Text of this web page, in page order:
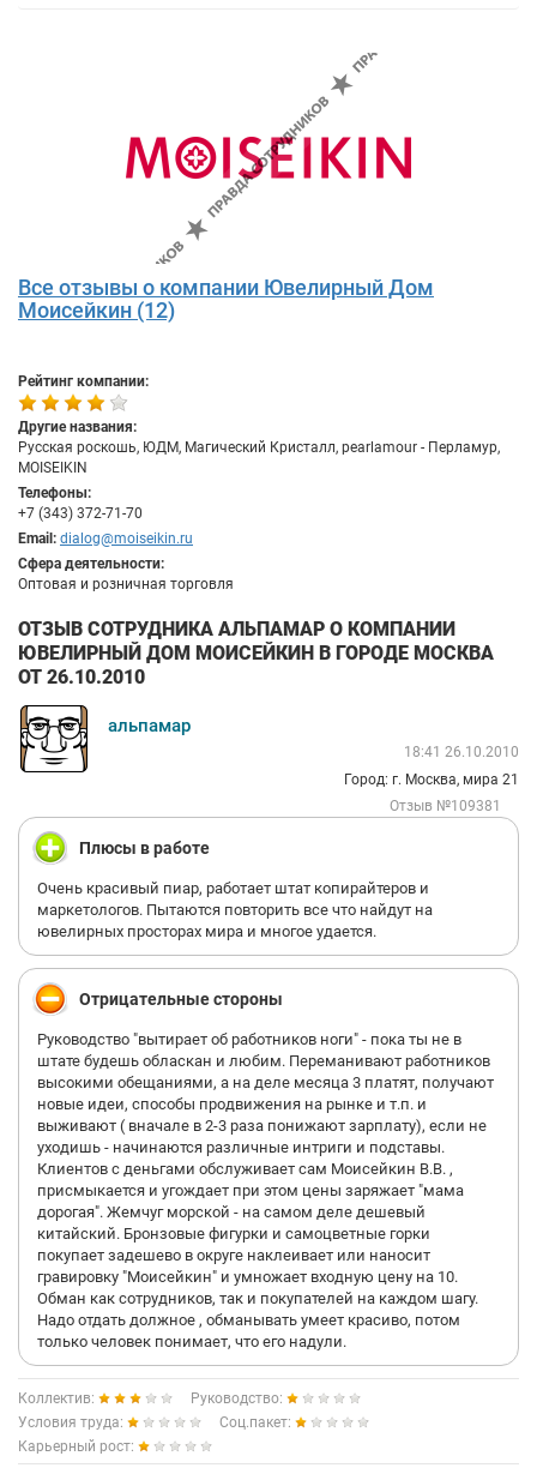
Все отзывы о компании Ювелирный Дом
Моисейкин (12)
Рейтинг компании:
Другие названия:
Русская роскошь, ЮДМ, Магический Кристалл, pearlamour - Перламур,
MOISEIKIN
Телефоны:
+7 (343) 372-71-70
Email: dialog@moiseikin.ru
Сфера деятельности:
Оптовая и розничная торговля
ОТЗЫВ СОТРУДНИКА АЛЬПАМАР О КОМПАНИИ
ЮВЕЛИРНЫЙ ДОМ МОИСЕЙКИН В ГОРОДЕ МОСКВА
ОТ 26.10.2010
альпамар
18:41 26.10.2010
Город: г. Москва, мира 21
Отзыв №109381
Плюсы в работе
Очень красивый пиар, работает штат копирайтеров и
маркетологов. Пытаются повторить все что найдут на
ювелирных просторах мира и многое удается.
Отрицательные стороны
Руководство "вытирает об работников ноги" - пока ты не в
штате будешь обласкан и любим. Переманивают работников
высокими обещаниями, а на деле месяца 3 платят, получают
новые идеи, способы продвижения на рынке и т.п. и
выживают ( вначале в 2-3 раза понижают зарплату), если не
уходишь - начинаются различные интриги и подставы.
Клиентов с деньгами обслуживает сам Моисейкин В.В. ,
присмыкается и угождает при этом цены заряжает "мама
дорогая". Жемчуг морской - на самом деле дешевый
китайский. Бронзовые фигурки и самоцветные горки
покупает задешево в округе наклеивает или наносит
гравировку "Моисейкин" и умножает входную цену на 10.
Обман как сотрудников, так и покупателей на каждом шагу.
Надо отдать должное , обманывать умеет красиво, потом
только человек понимает, что его надули.
Коллектив:
Руководство:
Условия труда:
Соц.пакет:
Карьерный рост: